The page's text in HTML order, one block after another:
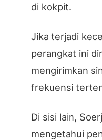
di kokpit.
Jika terjadi
perangkat ini
mengirimkan
frekuensi
Di sisi lain,
mengetahui